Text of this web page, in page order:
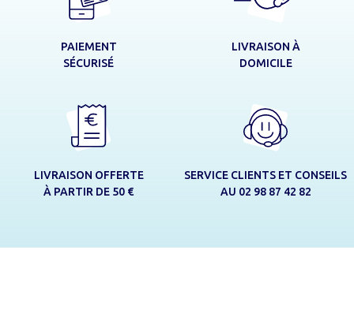
PAIEMENT
SÉCURISÉ
LIVRAISON À
DOMICILE
LIVRAISON OFFERTE
À PARTIR DE 50 €
SERVICE CLIENTS ET CONSEILS
AU 02 98 87 42 82